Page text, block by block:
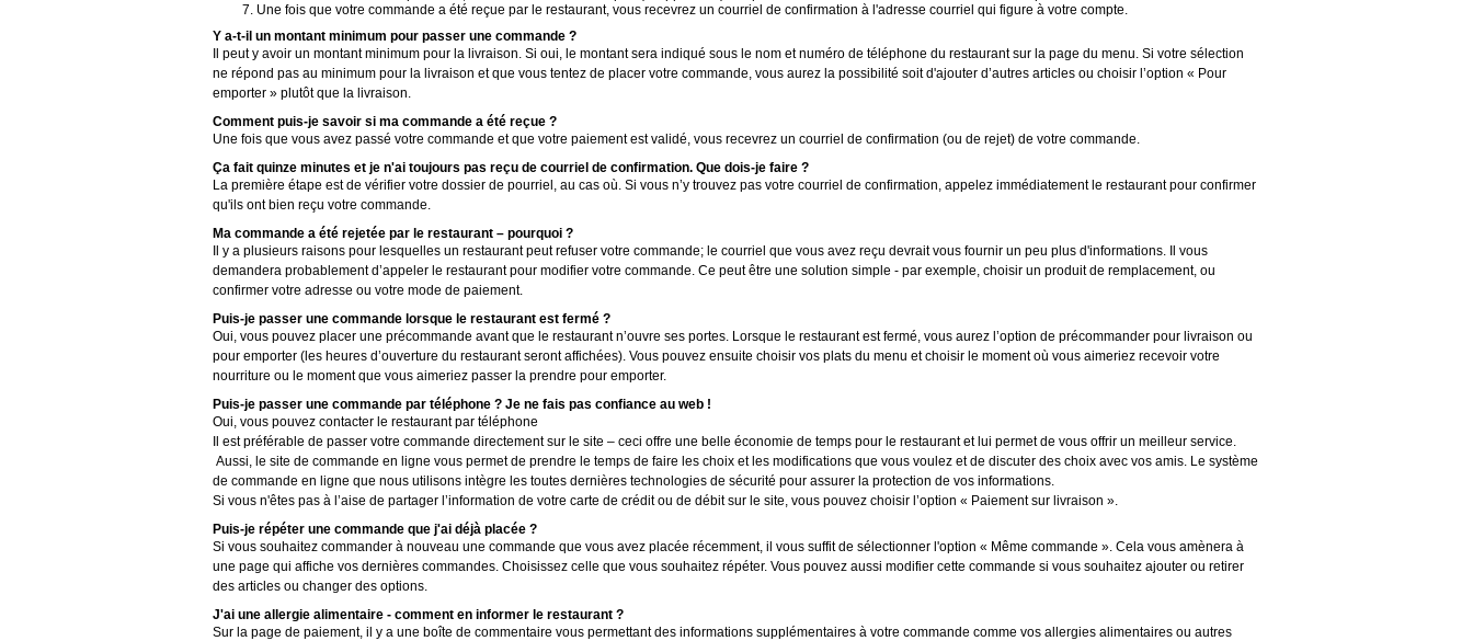
Une fois que votre commande a été reçue par le restaurant, vous recevrez un courriel de confirmation à l'adresse courriel qui figure à votre compte.
Y a-t-il un montant minimum pour passer une commande ?
Il peut y avoir un montant minimum pour la livraison. Si oui, le montant sera indiqué sous le nom et numéro de téléphone du restaurant sur la page du menu. Si votre sélection
ne répond pas au minimum pour la livraison et que vous tentez de placer votre commande, vous aurez la possibilité soit d'ajouter d’autres articles ou choisir l’option « Pour
emporter » plutôt que la livraison.
Comment puis-je savoir si ma commande a été reçue ?
Une fois que vous avez passé votre commande et que votre paiement est validé, vous recevrez un courriel de confirmation (ou de rejet) de votre commande.
Ça fait quinze minutes et je n'ai toujours pas reçu de courriel de confirmation. Que dois-je faire ?
La première étape est de vérifier votre dossier de pourriel, au cas où. Si vous n’y trouvez pas votre courriel de confirmation, appelez immédiatement le restaurant pour confirmer
qu'ils ont bien reçu votre commande.
Ma commande a été rejetée par le restaurant – pourquoi ?
Il y a plusieurs raisons pour lesquelles un restaurant peut refuser votre commande; le courriel que vous avez reçu devrait vous fournir un peu plus d'informations. Il vous
demandera probablement d’appeler le restaurant pour modifier votre commande. Ce peut être une solution simple - par exemple, choisir un produit de remplacement, ou
confirmer votre adresse ou votre mode de paiement.
Puis-je passer une commande lorsque le restaurant est fermé ?
Oui, vous pouvez placer une précommande avant que le restaurant n’ouvre ses portes. Lorsque le restaurant est fermé, vous aurez l’option de précommander pour livraison ou
pour emporter (les heures d’ouverture du restaurant seront affichées). Vous pouvez ensuite choisir vos plats du menu et choisir le moment où vous aimeriez recevoir votre
nourriture ou le moment que vous aimeriez passer la prendre pour emporter.
Puis-je passer une commande par téléphone ? Je ne fais pas confiance au web !
Oui, vous pouvez contacter le restaurant par téléphone
Il est préférable de passer votre commande directement sur le site – ceci offre une belle économie de temps pour le restaurant et lui permet de vous offrir un meilleur service.
Aussi, le site de commande en ligne vous permet de prendre le temps de faire les choix et les modifications que vous voulez et de discuter des choix avec vos amis. Le système
de commande en ligne que nous utilisons intègre les toutes dernières technologies de sécurité pour assurer la protection de vos informations.
Si vous n'êtes pas à l’aise de partager l’information de votre carte de crédit ou de débit sur le site, vous pouvez choisir l’option « Paiement sur livraison ».
Puis-je répéter une commande que j'ai déjà placée ?
Si vous souhaitez commander à nouveau une commande que vous avez placée récemment, il vous suffit de sélectionner l'option « Même commande ». Cela vous amènera à
une page qui affiche vos dernières commandes. Choisissez celle que vous souhaitez répéter. Vous pouvez aussi modifier cette commande si vous souhaitez ajouter ou retirer
des articles ou changer des options.
J'ai une allergie alimentaire - comment en informer le restaurant ?
Sur la page de paiement, il y a une boîte de commentaire vous permettant des informations supplémentaires à votre commande comme vos allergies alimentaires ou autres